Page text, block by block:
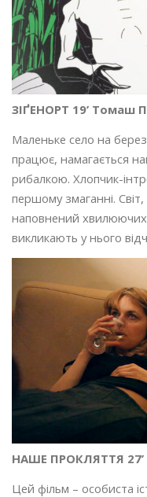
ЗІҐЕНОРТ 19’ Томаш
Маленьке село на
працює, намагається
рибалкою. Хлопчик-
першому змаганні.
наповнений хвилюючих
викликають у нього
НАШЕ ПРОКЛЯТТЯ 27’
Цей фільм – особиста